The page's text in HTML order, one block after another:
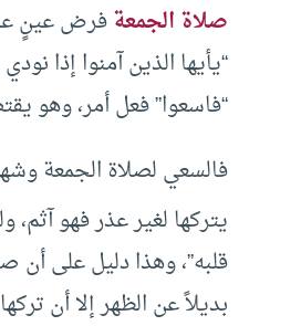
صلاة الجمعةفرض عينٍ
“يأيها الذين آمنوا إذا
“فاسعوا” فعل أمر، وهو
فالسعي لصلاة الجمعة
يتركها لغير عذر فهو آثم،
قلبه”، وهذا دليل على
بديلاً عن الظهر إلا أن